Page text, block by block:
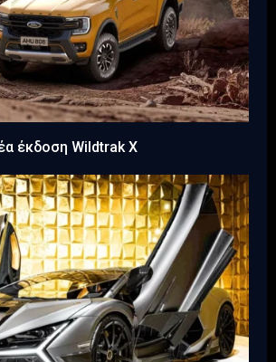
έκδοση Wildtrak X